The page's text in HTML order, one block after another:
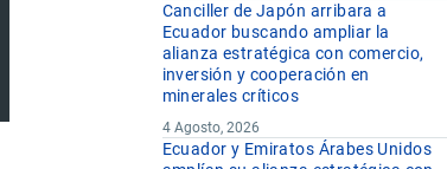
Canciller de Japón arribara a
Ecuador buscando ampliar la
alianza estratégica con comercio,
inversión y cooperación en
minerales críticos
4 Agosto, 2026
Ecuador y Emiratos Árabes Unidos